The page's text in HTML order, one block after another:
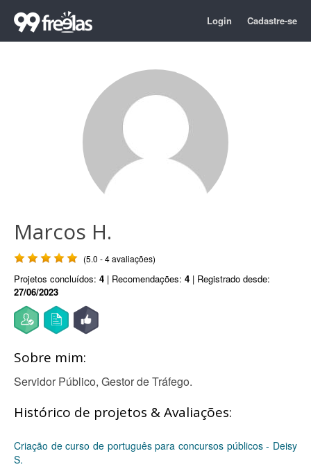
Login Cadastre-se
Marcos H.
(5.0 - 4 avaliações)
Projetos concluídos: 4 | Recomendações: 4 | Registrado desde:
27/06/2023
Sobre mim:
Servidor Público, Gestor de Tráfego.
Histórico de projetos & Avaliações:
Criação de curso de português para concursos públicos - Deisy
S.